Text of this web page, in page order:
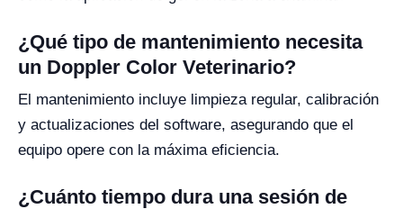
¿Qué tipo de mantenimiento necesita
un Doppler Color Veterinario?
El mantenimiento incluye limpieza regular, calibración
y actualizaciones del software, asegurando que el
equipo opere con la máxima eficiencia.
¿Cuánto tiempo dura una sesión de